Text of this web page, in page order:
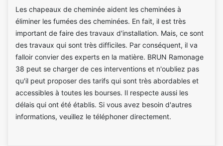
Les chapeaux de cheminée aident les cheminées à
éliminer les fumées des cheminées. En fait, il est très
important de faire des travaux d'installation. Mais, ce sont
des travaux qui sont très difficiles. Par conséquent, il va
falloir convier des experts en la matière. BRUN Ramonage
38 peut se charger de ces interventions et n'oubliez pas
qu'il peut proposer des tarifs qui sont très abordables et
accessibles à toutes les bourses. Il respecte aussi les
délais qui ont été établis. Si vous avez besoin d'autres
informations, veuillez le téléphoner directement.